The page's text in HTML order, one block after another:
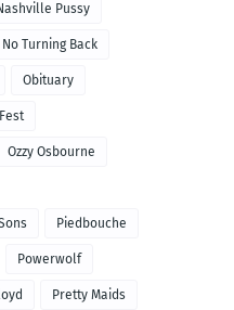
Pussy
No Turning Back
Obituary
Ozzy Osbourne
Piedbouche
Powerwolf
Pretty Maids